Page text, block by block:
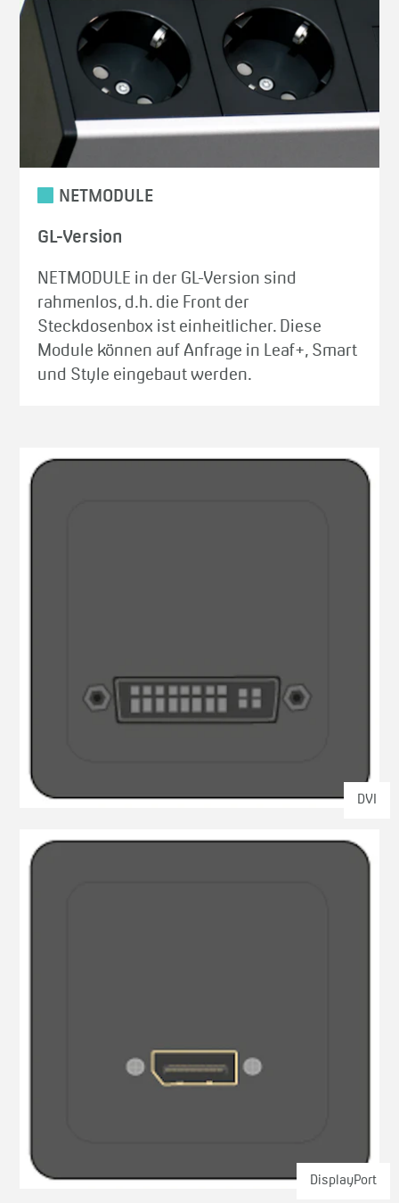
NETMODULE
GL-Version
NETMODULE in der GL-Version sind
rahmenlos, d.h. die Front der
Steckdosenbox ist einheitlicher. Diese
Module können auf Anfrage in Leaf+, Smart
und Style eingebaut werden.
DVI
DisplayPort